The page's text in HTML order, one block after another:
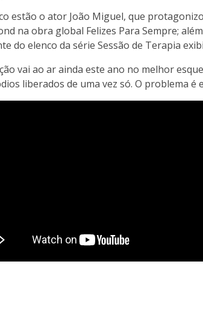
estão o ator João Miguel, que
na obra global Felizes Para Sempre;
do elenco da série Sessão de Terapia
vai ao ar ainda este ano no melhor
liberados de uma vez só. O problema